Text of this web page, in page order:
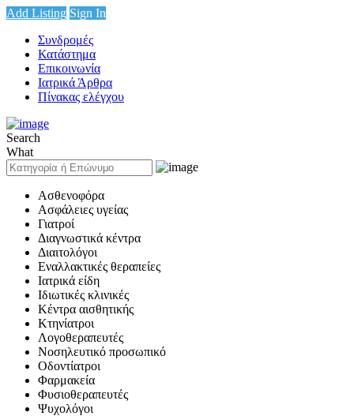
Add Listing Sign In
Συνδρομές
Κατάστημα
Επικοινωνία
Ιατρικά Άρθρα
Πίνακας ελέγχου
Search
What
Ασθενοφόρα
Ασφάλειες υγείας
Γιατροί
Διαγνωστικά κέντρα
Διαιτολόγοι
Εναλλακτικές θεραπείες
Ιατρικά είδη
Ιδιωτικές κλινικές
Κέντρα αισθητικής
Κτηνίατροι
Λογοθεραπευτές
Νοσηλευτικό προσωπικό
Οδοντίατροι
Φαρμακεία
Φυσιοθεραπευτές
Ψυχολόγοι